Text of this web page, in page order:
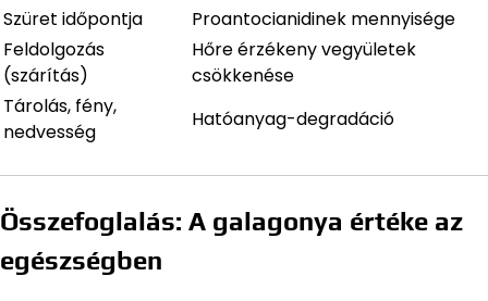
Szüret időpontja
Proantocianidinek mennyisége
Feldolgozás
(szárítás)
Hőre érzékeny vegyületek
csökkenése
Tárolás, fény,
nedvesség
Hatóanyag-degradáció
Összefoglalás: A galagonya értéke az
egészségben